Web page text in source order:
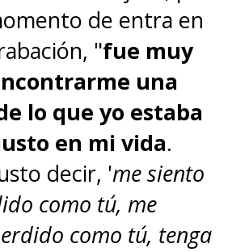
de entra en
"fue muy
una
lo que yo estaba
en mi vida.
decir, 'me siento
como tú, me
como tú, tenga